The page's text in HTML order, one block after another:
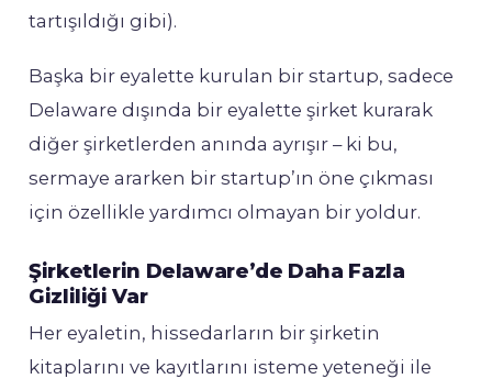
tartışıldığı gibi).
Başka bir eyalette kurulan bir startup, sadece
Delaware dışında bir eyalette şirket kurarak
diğer şirketlerden anında ayrışır – ki bu,
sermaye ararken bir startup’ın öne çıkması
için özellikle yardımcı olmayan bir yoldur.
Şirketlerin Delaware’de Daha Fazla
Gizliliği Var
Her eyaletin, hissedarların bir şirketin
kitaplarını ve kayıtlarını isteme yeteneği ile